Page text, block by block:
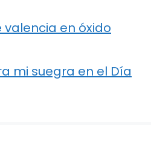
valencia en óxido
mi suegra en el Día